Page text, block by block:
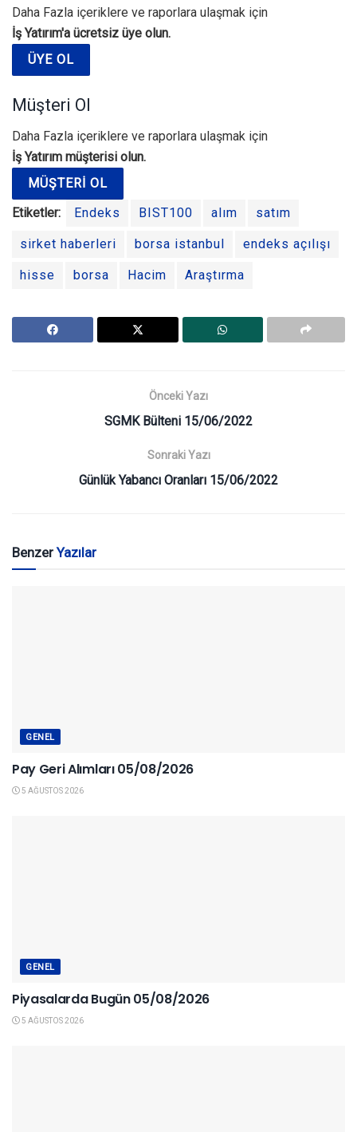
Daha Fazla içeriklere ve raporlara ulaşmak için
İş Yatırım'a ücretsiz üye olun.
ÜYE OL
Müşteri Ol
Daha Fazla içeriklere ve raporlara ulaşmak için
İş Yatırım müşterisi olun.
MÜŞTERI OL
Etiketler:
Endeks BIST100 alım satım
sirket haberleri borsa istanbul endeks açılışı
hisse borsa Hacim Araştırma
Önceki Yazı
SGMK Bülteni 15/06/2022
Sonraki Yazı
Günlük Yabancı Oranları 15/06/2022
BenzerYazılar
GENEL
Pay Geri Alımları 05/08/2026
5 AĞUSTOS 2026
GENEL
Piyasalarda Bugün 05/08/2026
5 AĞUSTOS 2026